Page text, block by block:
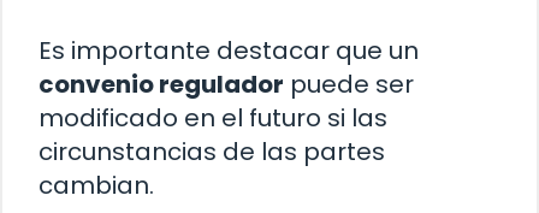
Es importante destacar que un
convenio regulador puede ser
modificado en el futuro si las
circunstancias de las partes
cambian.